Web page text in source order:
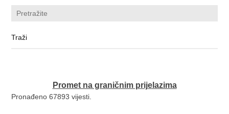
Promet na graničnim prijelazima
Pronađeno 67893 vijesti.